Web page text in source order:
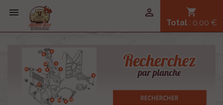
 shopping_cart
Total : 0,00 €
